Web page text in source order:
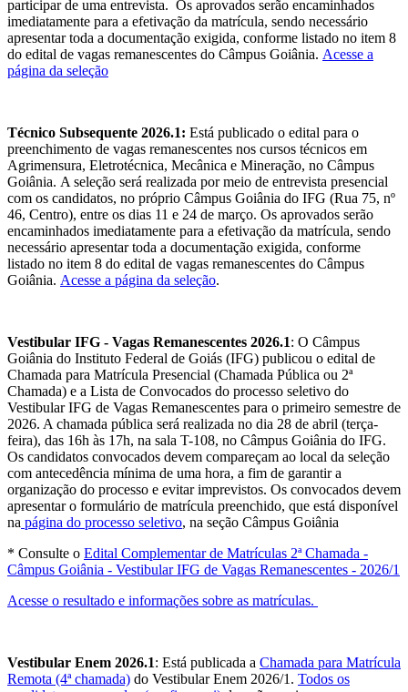
participar de uma entrevista. Os aprovados serão encaminhados
imediatamente para a efetivação da matrícula, sendo necessário
apresentar toda a documentação exigida, conforme listado no item 8
do edital de vagas remanescentes do Câmpus Goiânia. Acesse a
página da seleção
Técnico Subsequente 2026.1: Está publicado o edital para o
preenchimento de vagas remanescentes nos cursos técnicos em
Agrimensura, Eletrotécnica, Mecânica e Mineração, no Câmpus
Goiânia. A seleção será realizada por meio de entrevista presencial
com os candidatos, no próprio Câmpus Goiânia do IFG (Rua 75, nº
46, Centro), entre os dias 11 e 24 de março. Os aprovados serão
encaminhados imediatamente para a efetivação da matrícula, sendo
necessário apresentar toda a documentação exigida, conforme
listado no item 8 do edital de vagas remanescentes do Câmpus
Goiânia. Acesse a página da seleção.
Vestibular IFG - Vagas Remanescentes 2026.1: O Câmpus
Goiânia do Instituto Federal de Goiás (IFG) publicou o edital de
Chamada para Matrícula Presencial (Chamada Pública ou 2ª
Chamada) e a Lista de Convocados do processo seletivo do
Vestibular IFG de Vagas Remanescentes para o primeiro semestre de
2026. A chamada pública será realizada no dia 28 de abril (terça-
feira), das 16h às 17h, na sala T-108, no Câmpus Goiânia do IFG.
Os candidatos convocados devem compareçam ao local da seleção
com antecedência mínima de uma hora, a fim de garantir a
organização do processo e evitar imprevistos. Os convocados devem
apresentar o formulário de matrícula preenchido, que está disponível
na página do processo seletivo, na seção Câmpus Goiânia
* Consulte o Edital Complementar de Matrículas 2ª Chamada -
Câmpus Goiânia - Vestibular IFG de Vagas Remanescentes - 2026/1
Acesse o resultado e informações sobre as matrículas.
Vestibular Enem 2026.1: Está publicada a Chamada para Matrícula
Remota (4ª chamada) do Vestibular Enem 2026/1. Todos os